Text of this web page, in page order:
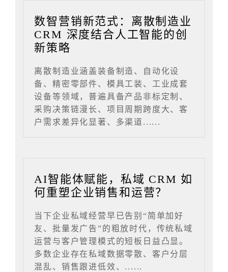
数智营销新范式：离散制造业
CRM 深度结合人工智能的创
新策略
离散制造业涵盖装备制造、自动化设
备、精密零部件、模具工装、工业成套
设备等领域，普遍具备产品非标定制、
采购决策链漫长、项目周期跨度大、客
户需求差异化显著、多渠道......
AI智能体赋能，私域 CRM 如
何重塑企业销售和运营？
当下企业私域经营早已告别“简单加好
友、批量发广告”的粗放时代，传统私域
运营与客户管理模式的短板日益凸显。
多数企业存在私域数据零散、客户分层
混乱、销售跟进低效、......